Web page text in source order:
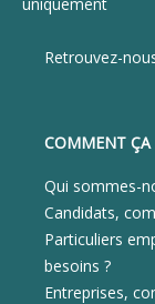
uniquement
Retrouvez-
COMMENT ÇA
Qui sommes-
Candidats,
Particuliers
besoins ?
Entreprises,